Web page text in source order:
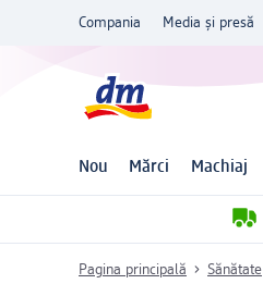
Compania Media și presă
Nou Mărci Machiaj
Pagina principală Sănătate